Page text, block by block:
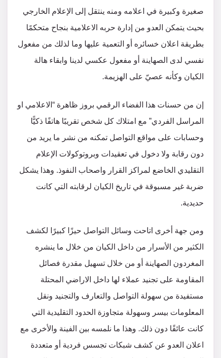
صغيرة وكبيرة في اعلامه ومنه ينتقل إلى الإعلام الخارجي
بحيث يتمكن العدو من إدارة حربه الاعلامية بنجاح متحكمًا
بطريقة اعلان خسائره أو التعمية عليها وما لذلك من مفعول
نفسي لدى الصهاينة أو مفعول عكسي لدينا وابقاء هالة
الكيان وكأنه عصيّ على الهزيمة.
إن من حسنات هذا الفضاء الرقمي بروز ظاهرة “الاعلامي او
المراسل الفردي” مع امتلاك كل شخص تقريبًا هاتفًا ذكيًّا
وحسابات على مواقع التواصل تمكنه من نشر ما يريد من
دون رقابة ولا دخول في تعقيدات وبروتوكولات الإعلام
التقليدي الخاضع لمراكز القرار واصحاب النفوذ. وهذا يشكل
ضربة غير مسبوقة في تاريخ الكيان لرقابته التي كانت
حديدية.
ومن جهة أخرى اتاحت وسائل التواصل حيزًا كبيرًا لكشف
الكثير من الأسرار من داخل الكيان من خلال ما ينشره
المغردون الصهاينة أو من خلال تسهيل مقدرة فصائل
المقاومة على تجنيد عملاء لها داخل الاراضي المحتلة
مستفيدة من سهولة التواصل والتعارف والتجنيد ونقل
المعلومات بيسر وسهولة متجاوزة الحدود التقليدية التي
كانت عائقًا دون ذلك. وهذا ما نلمسه بين الفينة والأخرى مع
اعلان العدو عن كشف شبكات تجسس فردية أو متعددة